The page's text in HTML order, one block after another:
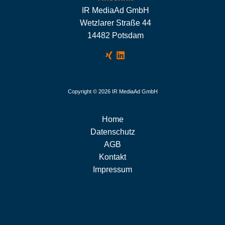
IR MediaAd GmbH
Wetzlarer Straße 44
14482 Potsdam
Copyright © 2026 IR MediaAd GmbH
Home
Datenschutz
AGB
Kontakt
Impressum